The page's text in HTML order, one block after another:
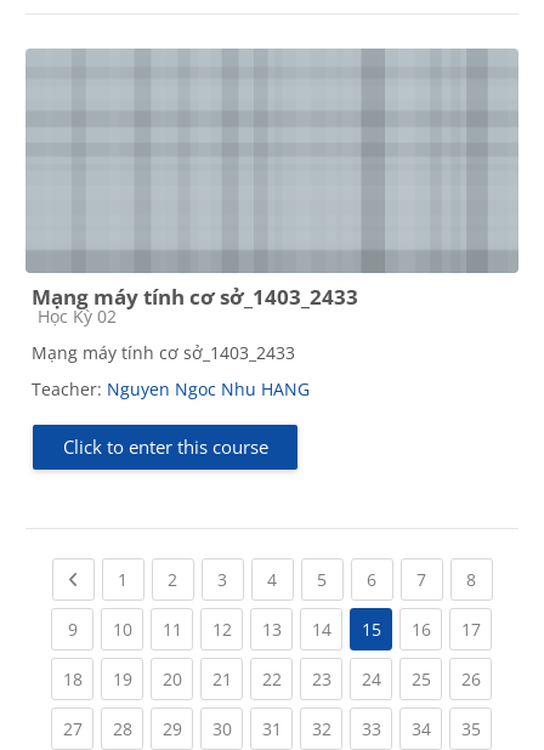
Mạng máy tính cơ sở_1403_2433
Course category
Học Kỳ 02
Mạng máy tính cơ sở_1403_2433
Teacher: Nguyen Ngoc Nhu HANG
Click to enter this course
Previous page
1 (current)
2 (current)
3 (current)
4(current)
5 (current)
6(current)
7(current)
8(current)
9(current)
10(current)
11 (current)
12(current)
13(current)
14(current)
15 16(current)
17
18(current)
19(current)
20(current)
21 (current)
22(current)
23(current)
24(current)
25(current)
26
27(current)
28(current)
29(current)
30(current)
31 (current)
32(current)
33(current)
34(current)
35